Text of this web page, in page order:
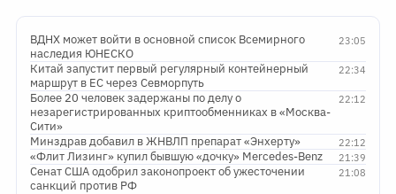
23:05
ВДНХ может войти в основной список Всемирного
наследия ЮНЕСКО
22:34
Китай запустит первый регулярный контейнерный
маршрут в ЕС через Севморпуть
22:12
Более 20 человек задержаны по делу о
незарегистрированных криптообменниках в «Москва-
Сити»
22:12
Минздрав добавил в ЖНВЛП препарат «Энхерту»
21:39
«Флит Лизинг» купил бывшую «дочку» Mercedes-Benz
21:08
Сенат США одобрил законопроект об ужесточении
санкций против РФ